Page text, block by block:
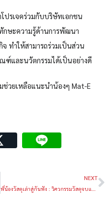
ปรเจคร่วมกับบริษัทเอกชน
กษะความรู้ด้านการพัฒนา
ทำให้สามารถร่วมเป็นส่วน
ฑ์และนวัตกรรมได้เป็นอย่างดี
วยเหลือแนะนำน้องๆ Mat-E
NEXT